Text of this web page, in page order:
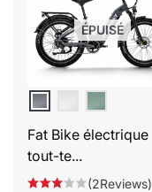
ÉPUISÉ
Fat Bike électrique
tout-te...
(2Reviews)